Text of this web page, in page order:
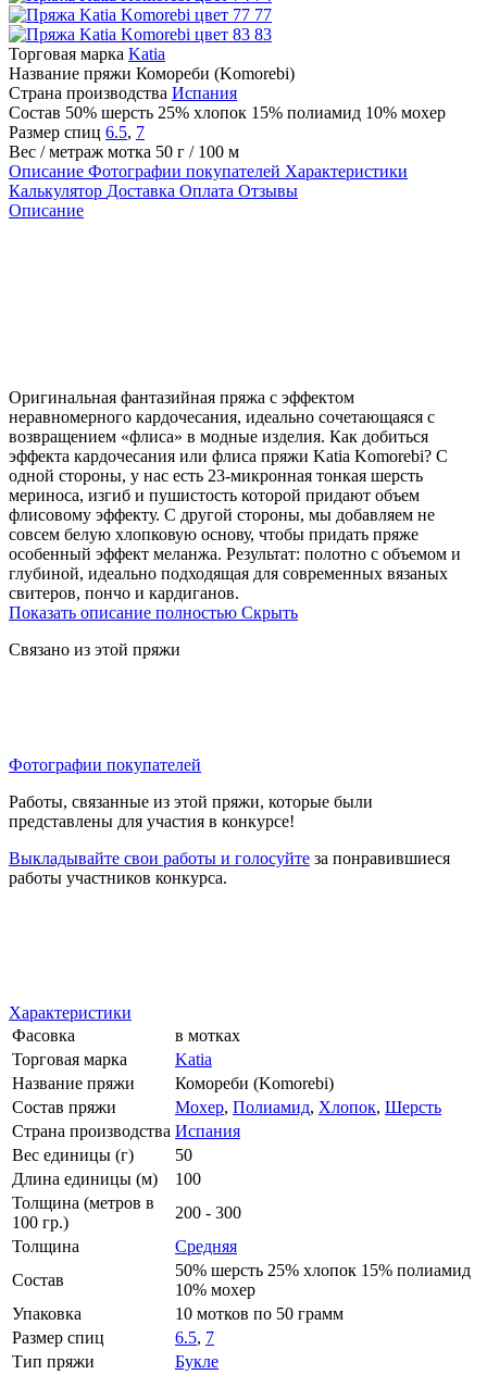
77
83
Торговая марка Katia
Название пряжи Комореби (Komorebi)
Страна производства Испания
Состав 50% шерсть 25% хлопок 15% полиамид 10% мохер
Размер спиц 6.5, 7
Вес / метраж мотка 50 г / 100 м
Описание Фотографии покупателей Характеристики
Калькулятор Доставка Оплата Отзывы
Описание
Оригинальная фантазийная пряжа с эффектом
неравномерного кардочесания, идеально сочетающаяся с
возвращением «флиса» в модные изделия. Как добиться
эффекта кардочесания или флиса пряжи Katia Komorebi? С
одной стороны, у нас есть 23-микронная тонкая шерсть
мериноса, изгиб и пушистость которой придают объем
флисовому эффекту. С другой стороны, мы добавляем не
совсем белую хлопковую основу, чтобы придать пряже
особенный эффект меланжа. Результат: полотно с объемом и
глубиной, идеально подходящая для современных вязаных
свитеров, пончо и кардиганов.
Показать описание полностью Скрыть
Связано из этой пряжи
Фотографии покупателей
Работы, связанные из этой пряжи, которые были
представлены для участия в конкурсе!
Выкладывайте свои работы и голосуйте за понравившиеся
работы участников конкурса.
Характеристики
Фасовка
в мотках
Торговая марка
Katia
Название пряжи
Комореби (Komorebi)
Состав пряжи
Мохер, Полиамид, Хлопок, Шерсть
Страна производства Испания
Вес единицы (г)
50
Длина единицы (м)
100
Толщина (метров в
100 гр.)
200 - 300
Толщина
Средняя
Состав
50% шерсть 25% хлопок 15% полиамид
10% мохер
Упаковка
10 мотков по 50 грамм
Размер спиц
6.5, 7
Тип пряжи
Букле